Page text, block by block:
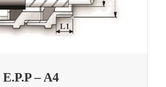
E.P.P – A4